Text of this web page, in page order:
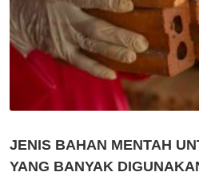
JENIS BAHAN MENTAH
YANG BANYAK